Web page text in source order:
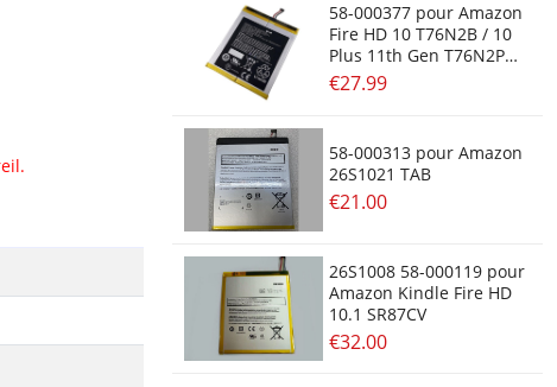
58-000377 pour Amazon
Fire HD 10 T76N2B / 10
Plus 11th Gen T76N2P
Year 2021
€27.99
58-000313 pour Amazon
26S1021 TAB
€21.00
26S1008 58-000119 pour
Amazon Kindle Fire HD
10.1 SR87CV
€32.00